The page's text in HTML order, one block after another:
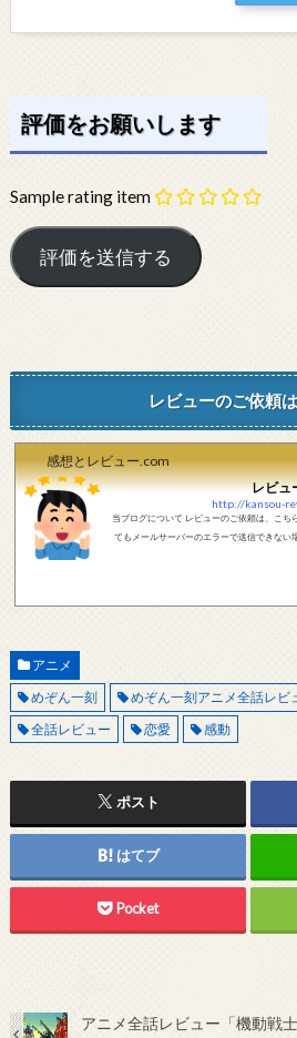
評価をお願いします
Sample rating item
レビューのご依頼
感想とレビュー.com
レビュ
http://kansou-
当ブログについて レビューのご依頼は、こちらのフォームからお願いいたします。 返信し
てもメールサーバーのエラーで送信できない
アニメ
めぞん一刻
めぞん一刻アニメ全話レビ
全話レビュー
恋愛 感動
ポスト
はてブ
Pocket
アニメ全話レビュー「機動戦